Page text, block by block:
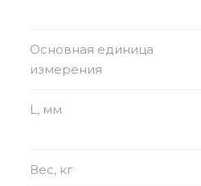
Основная единица
измерения
L, мм
Вес, кг